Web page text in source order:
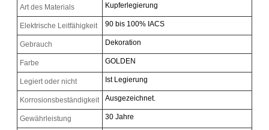
Art des Materials Kupferlegierung
Elektrische Leitfähigkeit 90 bis 100% IACS
Gebrauch Dekoration
Farbe GOLDEN
Legiert oder nicht Ist Legierung
Korrosionsbeständigkeit Ausgezeichnet.
Gewährleistung 30 Jahre